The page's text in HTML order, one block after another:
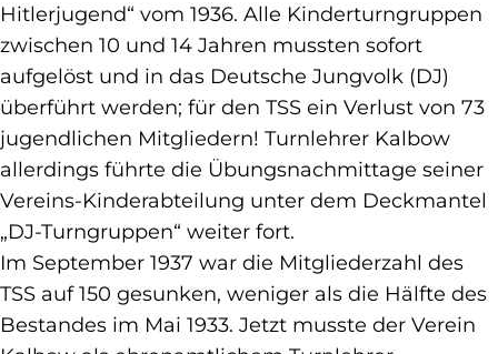
Hitlerjugend“ vom 1936. Alle Kinderturngruppen
zwischen 10 und 14 Jahren mussten sofort
aufgelöst und in das Deutsche Jungvolk (DJ)
überführt werden; für den TSS ein Verlust von 73
jugendlichen Mitgliedern! Turnlehrer Kalbow
allerdings führte die Übungsnachmittage seiner
Vereins-Kinderabteilung unter dem Deckmantel
„DJ-Turngruppen“ weiter fort.
Im September 1937 war die Mitgliederzahl des
TSS auf 150 gesunken, weniger als die Hälfte des
Bestandes im Mai 1933. Jetzt musste der Verein